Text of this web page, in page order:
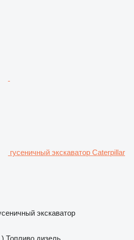
гусеничный экскаватор Caterpillar
экскаватор
Топливо дизель